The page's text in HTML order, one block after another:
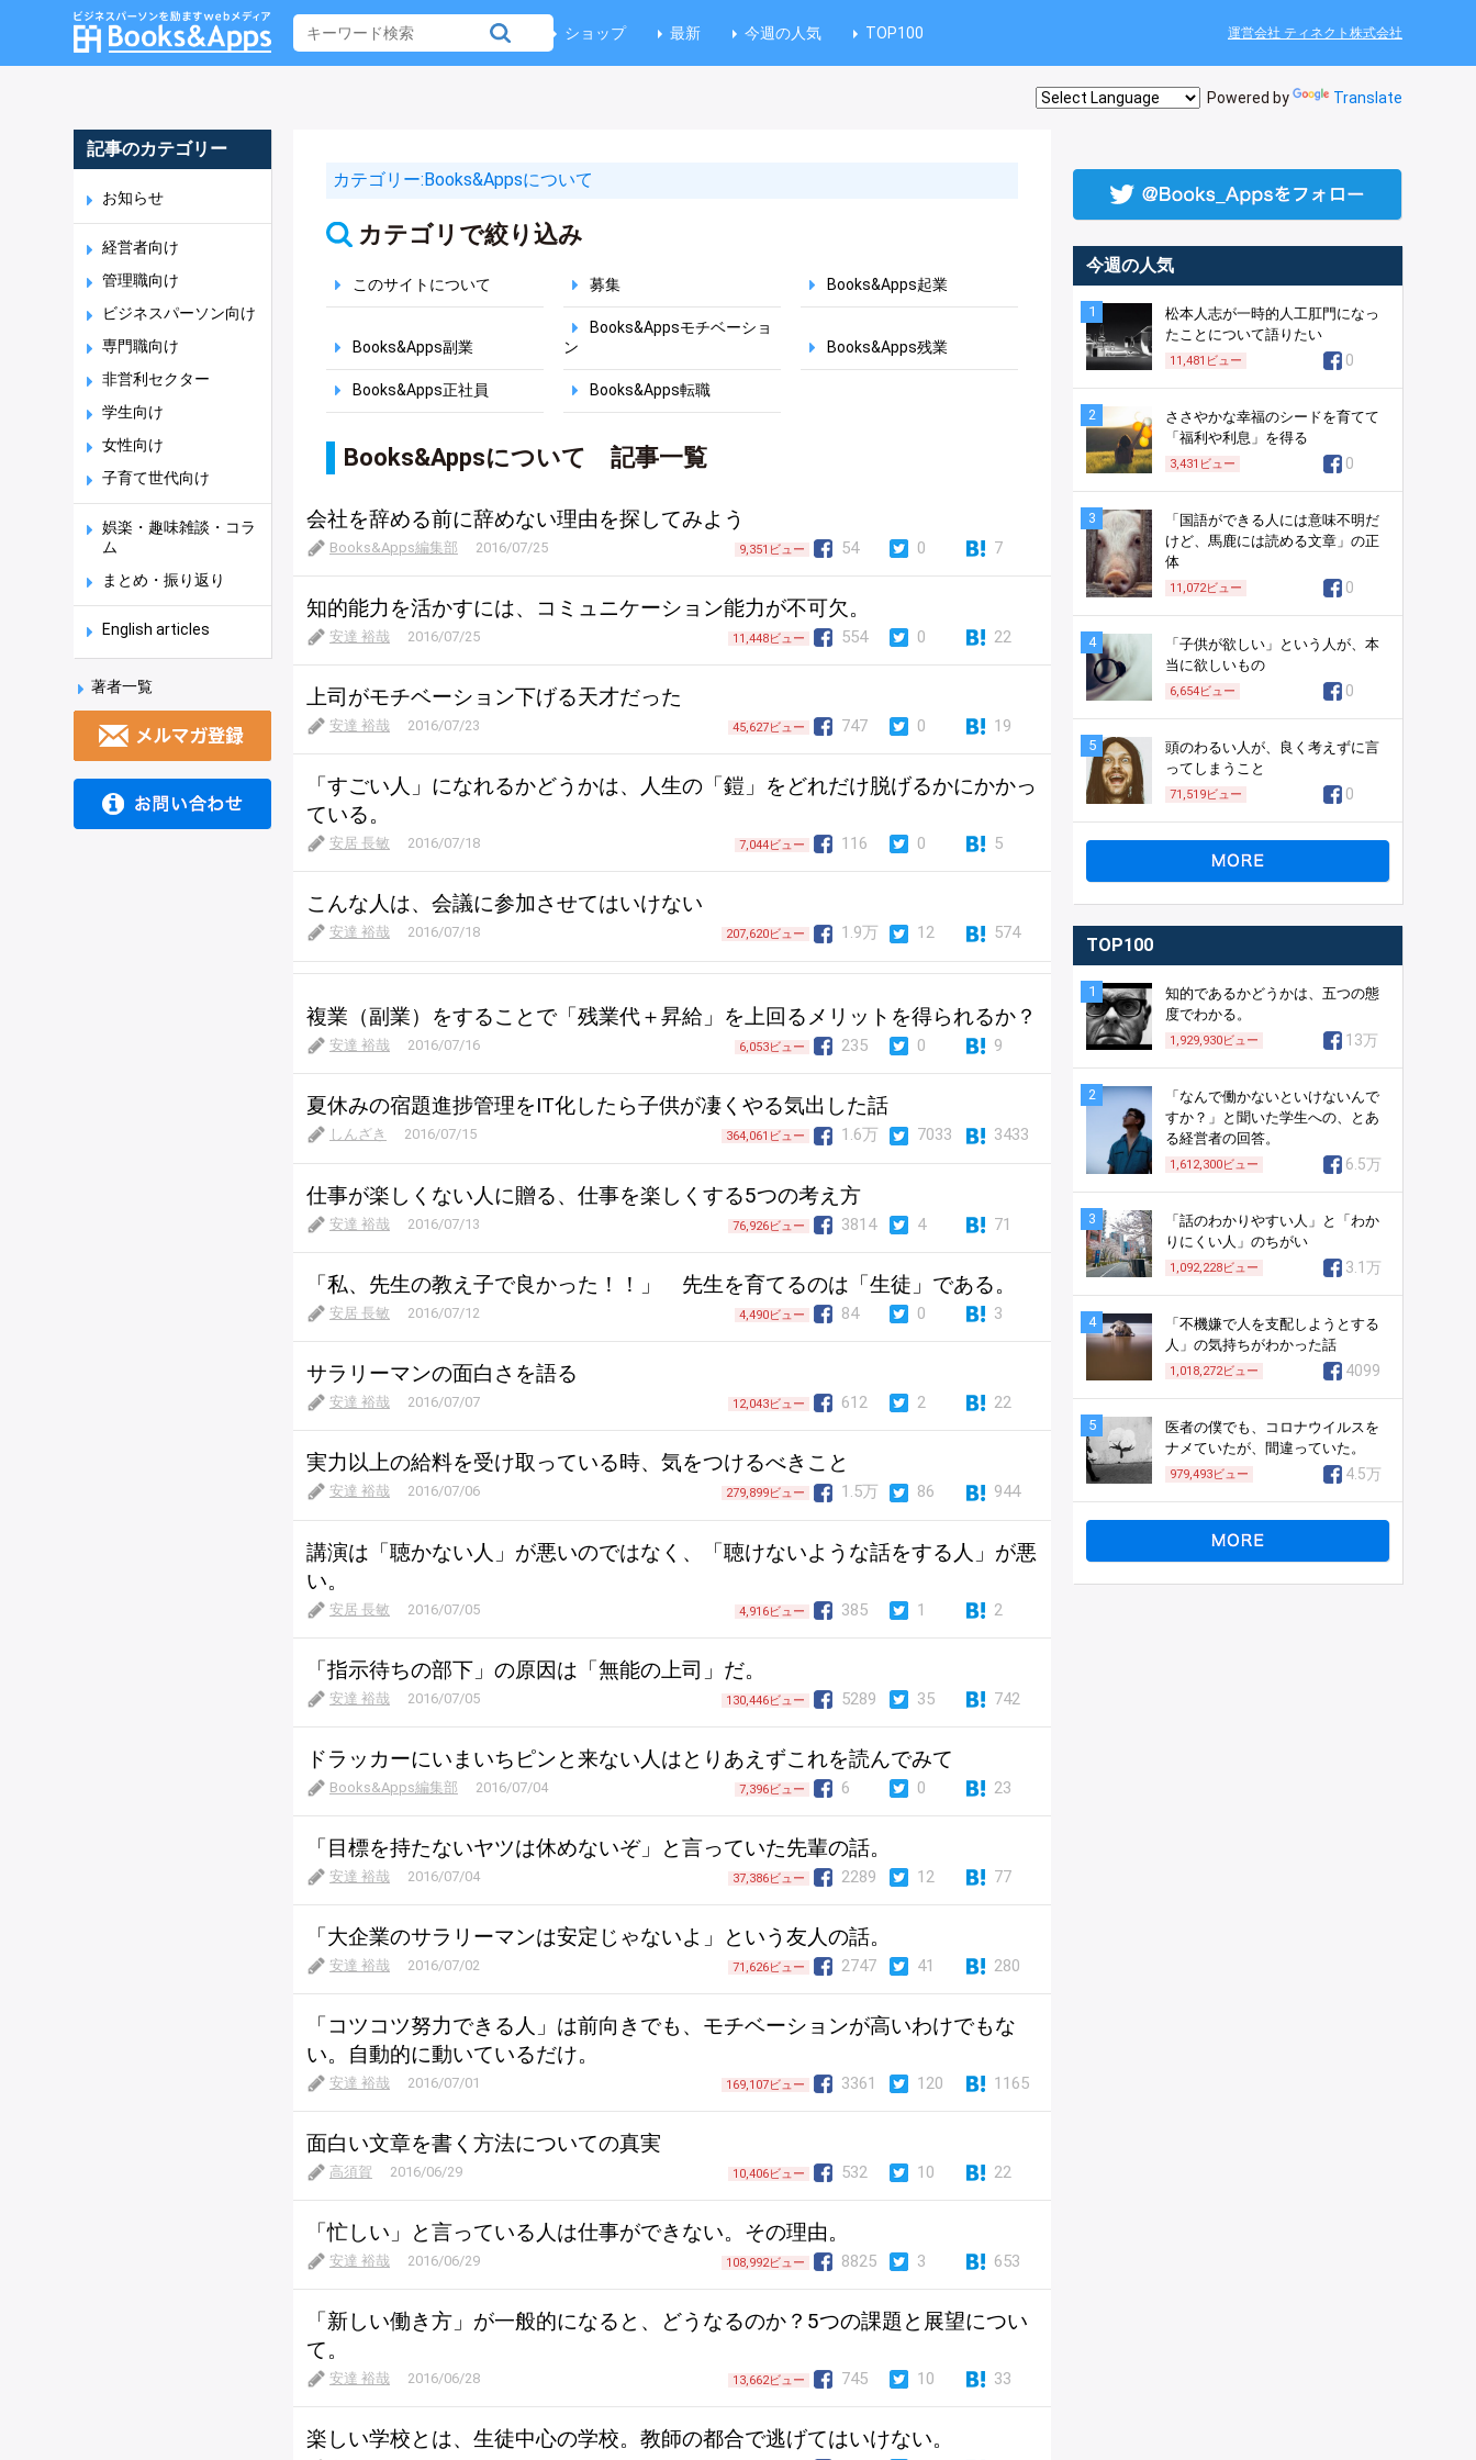
ショップ 最新 今週の人気 TOP100 運営会社 ティネクト株式会社
Powered by Translate
記事のカテゴリー
お知らせ
経営者向け
管理職向け
ビジネスパーソン向け
専門職向け
非営利セクター
学生向け
女性向け
子育て世代向け
娯楽・趣味雑談・コラ
ム
まとめ・振り返り
English articles
著者一覧
カテゴリー:Books&Appsについて
カテゴリで絞り込み
このサイトについて 募集 Books&Apps起業
Books&Apps副業
Books&Appsモチベーショ
ン
Books&Apps残業
Books&Apps正社員 Books&Apps転職
Books&Appsについて 記事一覧
会社を辞める前に辞めない理由を探してみよう
Books&Apps編集部 2016/07/25 9,351ビュー 54 0 7
知的能力を活かすには、コミュニケーション能力が不可欠。
安達 裕哉 2016/07/25 11,448ビュー 554 0 22
上司がモチベーション下げる天才だった
安達 裕哉 2016/07/23 45,627ビュー 747 0 19
「すごい人」になれるかどうかは、人生の「鎧」をどれだけ脱げるかにかかっ
ている。
安居 長敏 2016/07/18 7,044ビュー 116 0 5
こんな人は、会議に参加させてはいけない
安達 裕哉 2016/07/18 207,620ビュー 1.9万 12 574
複業（副業）をすることで「残業代＋昇給」を上回るメリットを得られるか？
安達 裕哉 2016/07/16 6,053ビュー 235 0 9
夏休みの宿題進捗管理をIT化したら子供が凄くやる気出した話
しんざき 2016/07/15 364,061ビュー 1.6万 7033 3433
仕事が楽しくない人に贈る、仕事を楽しくする5つの考え方
安達 裕哉 2016/07/13 76,926ビュー 3814 4 71
「私、先生の教え子で良かった！！」 先生を育てるのは「生徒」である。
安居 長敏 2016/07/12 4,490ビュー 84 0 3
サラリーマンの面白さを語る
安達 裕哉 2016/07/07 12,043ビュー 612 2 22
実力以上の給料を受け取っている時、気をつけるべきこと
安達 裕哉 2016/07/06 279,899ビュー 1.5万 86 944
講演は「聴かない人」が悪いのではなく、「聴けないような話をする人」が悪
い。
安居 長敏 2016/07/05 4,916ビュー 385 1 2
「指示待ちの部下」の原因は「無能の上司」だ。
安達 裕哉 2016/07/05 130,446ビュー 5289 35 742
ドラッカーにいまいちピンと来ない人はとりあえずこれを読んでみて
Books&Apps編集部 2016/07/04 7,396ビュー 6 0 23
「目標を持たないヤツは休めないぞ」と言っていた先輩の話。
安達 裕哉 2016/07/04 37,386ビュー 2289 12 77
「大企業のサラリーマンは安定じゃないよ」という友人の話。
安達 裕哉 2016/07/02 71,626ビュー 2747 41 280
「コツコツ努力できる人」は前向きでも、モチベーションが高いわけでもな
い。自動的に動いているだけ。
安達 裕哉 2016/07/01 169,107ビュー 3361 120 1165
面白い文章を書く方法についての真実
高須賀 2016/06/29 10,406ビュー 532 10 22
「忙しい」と言っている人は仕事ができない。その理由。
安達 裕哉 2016/06/29 108,992ビュー 8825 3 653
「新しい働き方」が一般的になると、どうなるのか？5つの課題と展望につい
て。
安達 裕哉 2016/06/28 13,662ビュー 745 10 33
楽しい学校とは、生徒中心の学校。教師の都合で逃げてはいけない。
今週の人気
1
松本人志が一時的人工肛門になっ
たことについて語りたい
11,481 ビュー 0
2
ささやかな幸福のシードを育てて
「福利や利息」を得る
3,431 ビュー 0
3
「国語ができる人には意味不明だ
けど、馬鹿には読める文章」の正
体
11,072ビュー 0
4
「子供が欲しい」という人が、本
当に欲しいもの
6,654ビュー 0
5
頭のわるい人が、良く考えずに言
ってしまうこと
71,519ビュー 0
TOP100
1
知的であるかどうかは、五つの態
度でわかる。
1,929,930ビュー 13万
2
「なんで働かないといけないんで
すか？」と聞いた学生への、とあ
る経営者の回答。
1,612,300ビュー 6.5万
3
「話のわかりやすい人」と「わか
りにくい人」のちがい
1,092,228ビュー 3.1万
4
「不機嫌で人を支配しようとする
人」の気持ちがわかった話
1,018,272ビュー 4099
5
医者の僕でも、コロナウイルスを
ナメていたが、間違っていた。
979,493ビュー 4.5万